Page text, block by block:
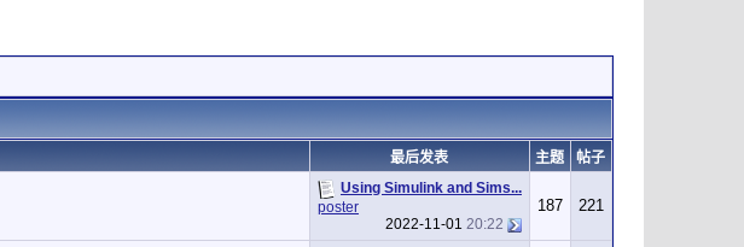
最后发表 主题 帖子
Using Simulink and Sims...
poster
2022-11-01 20:22
187 221